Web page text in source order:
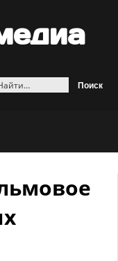
Найти: